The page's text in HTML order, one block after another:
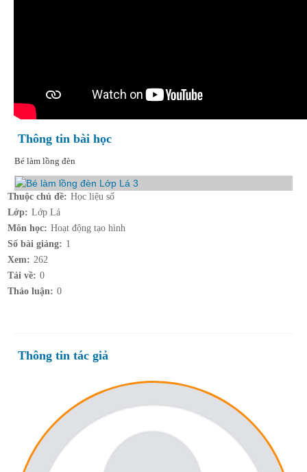
Thông tin bài học
Bé làm lồng đèn
Thuộc chủ đề: Học liệu số
Lớp: Lớp Lá
Môn học: Hoạt động tạo hình
Số bài giảng: 1
Xem: 262
Tải về: 0
Thảo luận: 0
Thông tin tác giả